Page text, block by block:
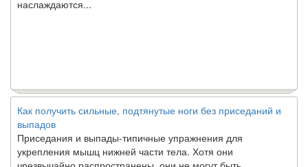
Как получить сильные, подтянутые ноги без приседаний и
выпадов
Приседания и выпады-типичные упражнения для
укрепления мышц нижней части тела. Хотя они
чрезвычайно распространены, они не могут быть